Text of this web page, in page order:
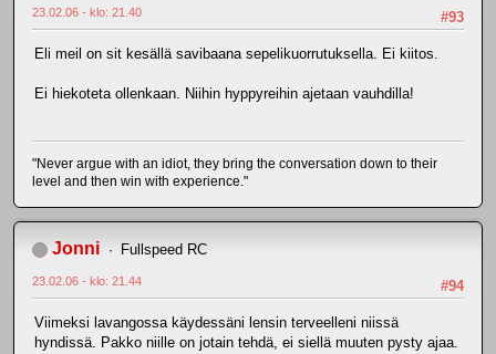
#93
23.02.06 - klo: 21.40
Eli meil on sit kesällä savibaana sepelikuorrutuksella. Ei kiitos.
Ei hiekoteta ollenkaan. Niihin hyppyreihin ajetaan vauhdilla!
"Never argue with an idiot, they bring the conversation down to their
level and then win with experience."
Jonni Fullspeed RC
#94
23.02.06 - klo: 21.44
Viimeksi lavangossa käydessäni lensin terveelleni niissä
hyndissä. Pakko niille on jotain tehdä, ei siellä muuten pysty ajaa.